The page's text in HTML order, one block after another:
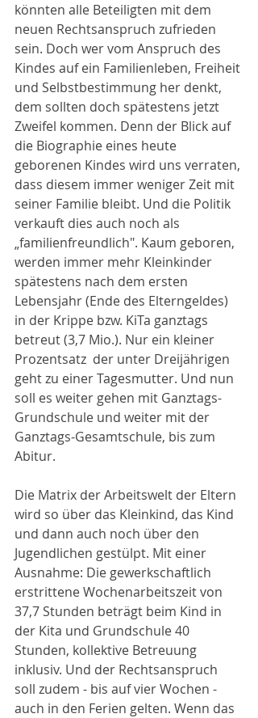
könnten alle Beteiligten mit dem
neuen Rechtsanspruch zufrieden
sein. Doch wer vom Anspruch des
Kindes auf ein Familienleben, Freiheit
und Selbstbestimmung her denkt,
dem sollten doch spätestens jetzt
Zweifel kommen. Denn der Blick auf
die Biographie eines heute
geborenen Kindes wird uns verraten,
dass diesem immer weniger Zeit mit
seiner Familie bleibt. Und die Politik
verkauft dies auch noch als
„familienfreundlich". Kaum geboren,
werden immer mehr Kleinkinder
spätestens nach dem ersten
Lebensjahr (Ende des Elterngeldes)
in der Krippe bzw. KiTa ganztags
betreut (3,7 Mio.). Nur ein kleiner
Prozentsatz  der unter Dreijährigen
geht zu einer Tagesmutter. Und nun
soll es weiter gehen mit Ganztags-
Grundschule und weiter mit der
Ganztags-Gesamtschule, bis zum
Abitur.
Die Matrix der Arbeitswelt der Eltern
wird so über das Kleinkind, das Kind
und dann auch noch über den
Jugendlichen gestülpt. Mit einer
Ausnahme: Die gewerkschaftlich
erstrittene Wochenarbeitszeit von
37,7 Stunden beträgt beim Kind in
der Kita und Grundschule 40
Stunden, kollektive Betreuung
inklusiv. Und der Rechtsanspruch
soll zudem - bis auf vier Wochen -
auch in den Ferien gelten. Wenn das